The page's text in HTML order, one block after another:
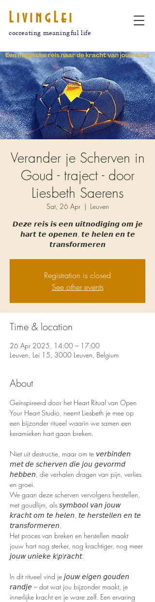
LivingLei
cocreating meaningful life
Verander je Scherven in
Goud - traject - door
Liesbeth Saerens
Sat, 26 Apr
  |
Leuven
𝘿𝙚𝙯𝙚 𝙧𝙚𝙞𝙨 𝙞𝙨 𝙚𝙚𝙣 𝙪𝙞𝙩𝙣𝙤𝙙𝙞𝙜𝙞𝙣𝙜 𝙤𝙢 𝙟𝙚
𝙝𝙖𝙧𝙩 𝙩𝙚 𝙤𝙥𝙚𝙣𝙚𝙣, 𝙩𝙚 𝙝𝙚𝙡𝙚𝙣 𝙚𝙣 𝙩𝙚
𝙩𝙧𝙖𝙣𝙨𝙛𝙤𝙧𝙢𝙚𝙧𝙚𝙣
Registration is closed
See other events
Time & location
26 Apr 2025, 14:00 – 17:00
Leuven, Lei 15, 3000 Leuven, Belgium
About
Geïnspireerd door het Heart Ritual van Open
Your Heart Studio, neemt Liesbeth je mee op
een bijzonder ritueel waarin we samen een
keramieken hart gaan breken.
Niet uit destructie, maar om te 𝘷𝘦𝘳𝘣𝘪𝘯𝘥𝘦𝘯
𝘮𝘦𝘵 𝘥𝘦 𝘴𝘤𝘩𝘦𝘳𝘷𝘦𝘯 𝘥𝘪𝘦 𝘫𝘰𝘶 𝘨𝘦𝘷𝘰𝘳𝘮𝘥
𝘩𝘦𝘣𝘣𝘦𝘯, die verhalen dragen van pijn, verlies
en groei.
We gaan deze scherven vervolgens herstellen,
met goudlijm, als 𝘴𝘺𝘮𝘣𝘰𝘰𝘭 𝘷𝘢𝘯 𝘫𝘰𝘶𝘸
𝘬𝘳𝘢𝘤𝘩𝘵 𝘰𝘮 𝘵𝘦 𝘩𝘦𝘭𝘦𝘯, 𝘵𝘦 𝘩𝘦𝘳𝘴𝘵𝘦𝘭𝘭𝘦𝘯 𝘦𝘯 𝘵𝘦
𝘵𝘳𝘢𝘯𝘴𝘧𝘰𝘳𝘮𝘦𝘳𝘦𝘯.
Het proces van breken en herstellen maakt
jouw hart nog sterker, nog krachtiger, nog meer
𝘫𝘰𝘶𝘸 𝘶𝘯𝘪𝘦𝘬𝘦 𝘬(𝘱)𝘳𝘢𝘤𝘩𝘵.
In dit ritueel vind je 𝘫𝘰𝘶𝘸 𝘦𝘪𝘨𝘦𝘯 𝘨𝘰𝘶𝘥𝘦𝘯
𝘳𝘢𝘯𝘥𝘫𝘦 – dat wat jou bijzonder maakt, je
innerlijke kracht en je ware zelf. Een ervaring